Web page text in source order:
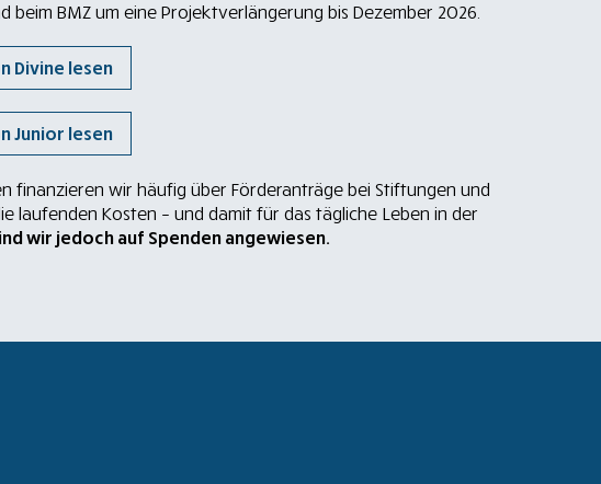
beim BMZ um eine Projektverlängerung bis Dezember 2026.
Divine lesen
Junior lesen
finanzieren wir häufig über Förderanträge bei Stiftungen und
laufenden Kosten – und damit für das tägliche Leben in der
wir jedoch auf Spenden angewiesen.